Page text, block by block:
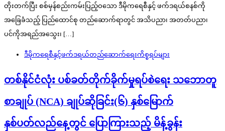
တိုးတက်ပြီး စစ်မှန်စည်းကမ်းပြည့်ဝသော ဒီမိုကရေစီနှင့် ဖက်ဒရယ်စနစ်ကို
အခြေခံသည့် ပြည်ထောင်စု တည်ဆောက်ရာတွင် အသိပညာ၊ အတတ်ပညာ၊
ပင်ကိုအရည်အသွေး၊ […]
ဒီမိုကရေစီနှင့်ဖက်ဒရယ်တည်ဆောက်‌ရေးကိစ္စရပ်များ
တစ်နိုင်ငံလုံး ပစ်ခတ်တိုက်ခိုက်မှုရပ်စဲရေး သဘောတူ
စာချုပ် (NCA) ချုပ်ဆိုခြင်း(၆) နှစ်မြောက်
နှစ်ပတ်လည်နေ့တွင် ပြောကြားသည့် မိန့်ခွန်း